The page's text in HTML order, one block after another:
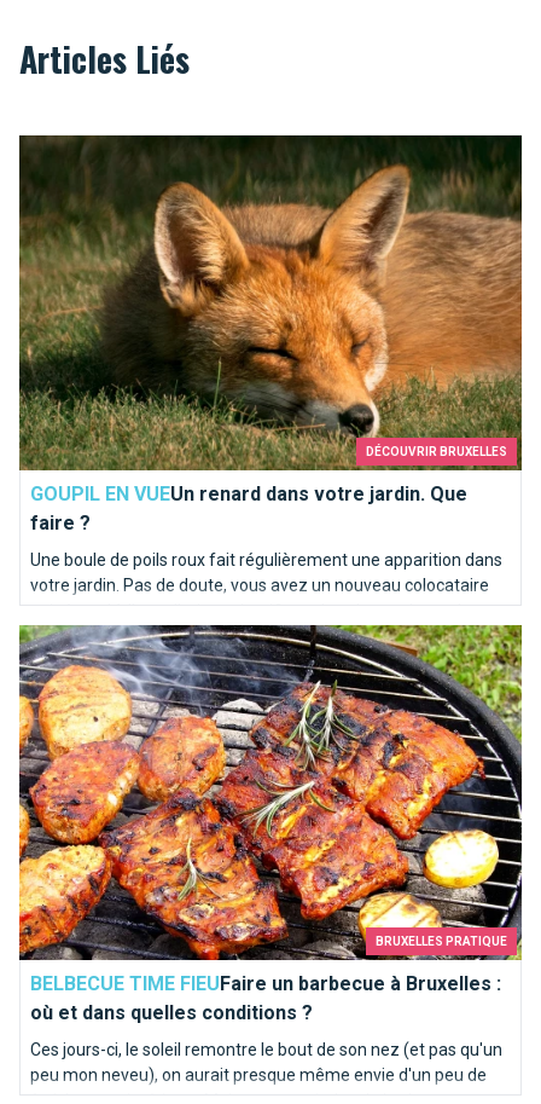
Articles Liés
DÉCOUVRIR BRUXELLES
GOUPIL EN VUEUn renard dans votre jardin. Que
faire ?
Une boule de poils roux fait régulièrement une apparition dans
votre jardin. Pas de doute, vous avez un nouveau colocataire
qui répond à l’appellation scientifique de vulpes vulpes, plus
vulgairement connu sous le nom de renard.
Un renard dans votre jardin. Que faire ?
BRUXELLES PRATIQUE
BELBECUE TIME FIEU Faire un barbecue à Bruxelles :
où et dans quelles conditions ?
Ces jours-ci, le soleil remontre le bout de son nez (et pas qu'un
peu mon neveu), on aurait presque même envie d'un peu de
Faire un barbecue à Bruxelles : où et dans quelles conditions